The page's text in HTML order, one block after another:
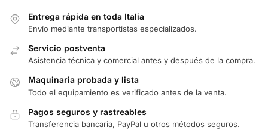
Entrega rápida en toda Italia
Envío mediante transportistas especializados.
Servicio postventa
Asistencia técnica y comercial antes y después de la compra.
Maquinaria probada y lista
Todo el equipamiento es verificado antes de la venta.
Pagos seguros y rastreables
Transferencia bancaria, PayPal u otros métodos seguros.